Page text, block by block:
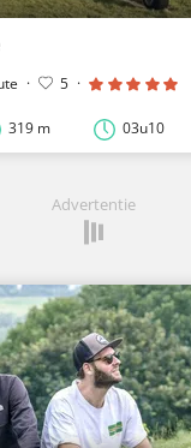
· 5 ·
319 m 03u10
Advertentie